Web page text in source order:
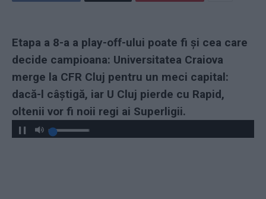
Etapa a 8-a a play-off-ului poate fi și cea care
decide campioana: Universitatea Craiova
merge la CFR Cluj pentru un meci capital:
dacă-l câștigă, iar U Cluj pierde cu Rapid,
oltenii vor fi noii regi ai Superligii.